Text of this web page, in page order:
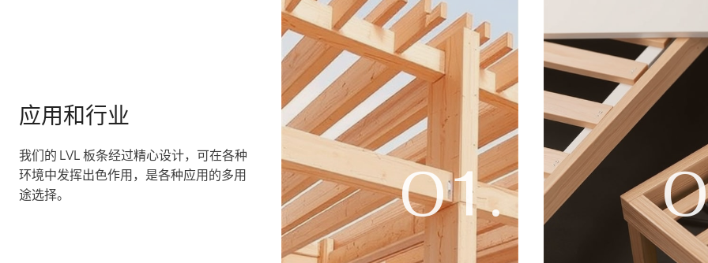
应用和行业
我们的 LVL 板条经过精心设计，可在各种
环境中发挥出色作用，是各种应用的多用
途选择。
01.